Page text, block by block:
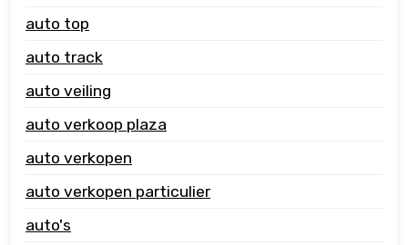
auto top
auto track
auto veiling
auto verkoop plaza
auto verkopen
auto verkopen particulier
auto's